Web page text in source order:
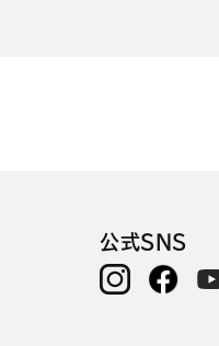
公式SNS